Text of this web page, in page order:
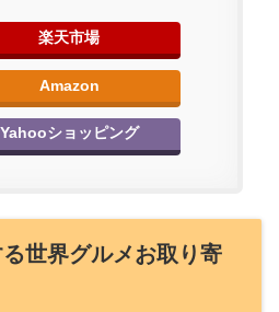
楽天市場
Amazon
Yahooショッピング
世界グルメお取り寄